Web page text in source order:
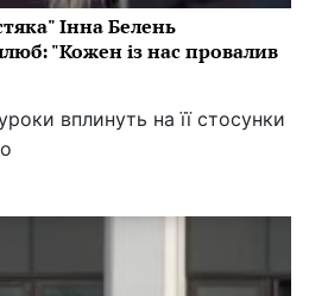
Інна Белень
"Кожен із нас провалив
вплинуть на її стосунки